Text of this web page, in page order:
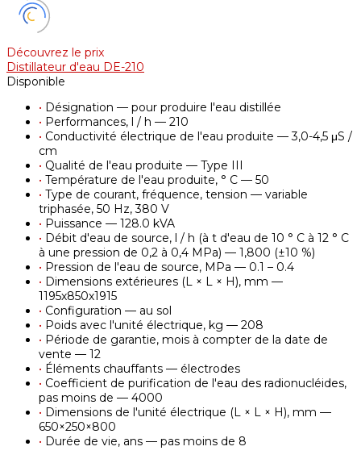
Découvrez le prix
Distillateur d'eau DE-210
Disponible
• Désignation — pour produire l'eau distillée
• Performances, l / h — 210
• Conductivité électrique de l'eau produite — 3,0-4,5 μS /
cm
• Qualité de l'eau produite — Type III
• Température de l'eau produite, ° С — 50
• Type de courant, fréquence, tension — variable
triphasée, 50 Hz, 380 V
• Puissance — 128.0 kVA
• Débit d'eau de source, l / h (à t d'eau de 10 ° С à 12 ° С
à une pression de 0,2 à 0,4 MPa) — 1,800 (±10 %)
• Pression de l'eau de source, MPa — 0.1 – 0.4
• Dimensions extérieures (L × L × H), mm —
1195х850х1915
• Configuration — au sol
• Poids avec l'unité électrique, kg — 208
• Période de garantie, mois à compter de la date de
vente — 12
• Éléments chauffants — électrodes
• Coefficient de purification de l'eau des radionucléides,
pas moins de — 4000
• Dimensions de l'unité électrique (L × L × H), mm —
650×250×800
• Durée de vie, ans — pas moins de 8